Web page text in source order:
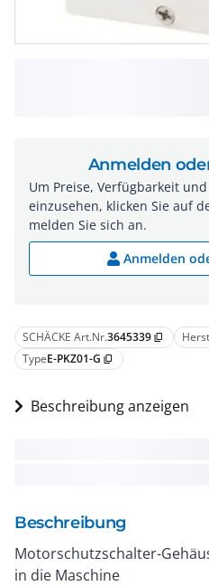
SCHÄCKE Art.Nr.3645339 content_copy
TypeE-PKZ01-G content_copy
Beschreibung anzeigen
Beschreibung
Motorschutzschalter-
in die Maschine
Anmelden
Um Preise, Verfügbarkeit
einzusehen, klicken Sie auf
melden Sie sich an.
Anmelden